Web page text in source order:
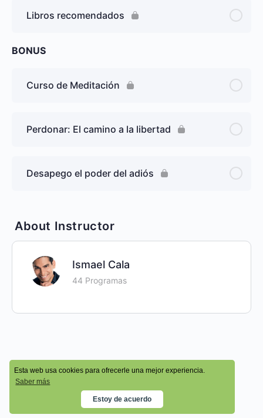
Esta web usa cookies para ofrecerle una mejor experiencia.
Saber más
Estoy de acuerdo
Libros recomendados
BONUS
Curso de Meditación
Perdonar: El camino a la libertad
Desapego el poder del adiós
About Instructor
Ismael Cala
44 Programas